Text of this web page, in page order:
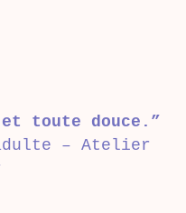
toute douce.”
– Atelier